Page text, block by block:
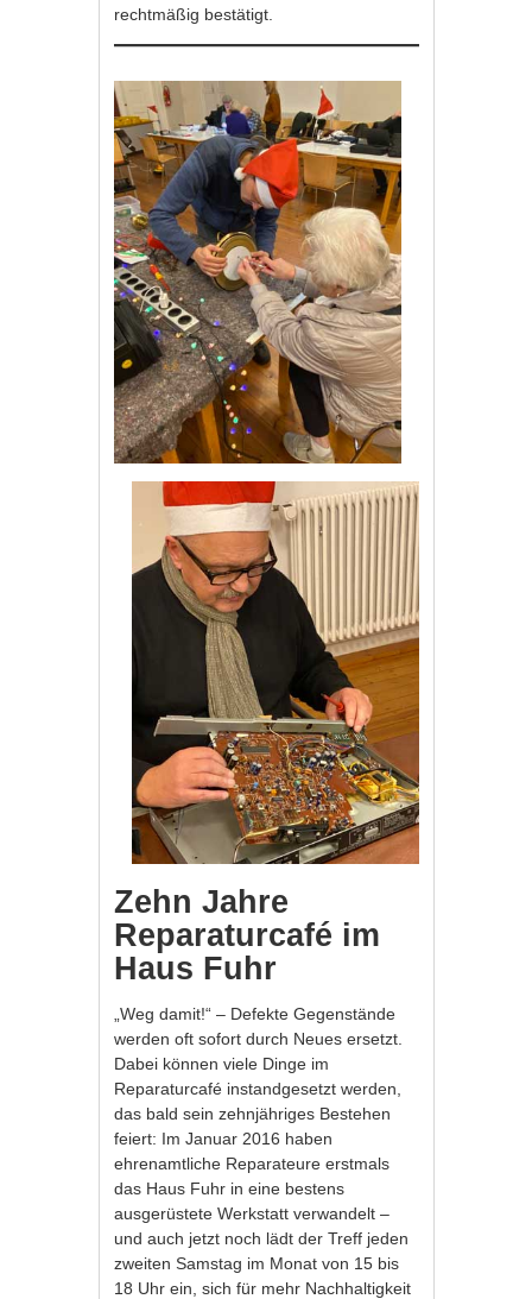
rechtmäßig bestätigt.
Zehn Jahre
Reparaturcafé im
Haus Fuhr
„Weg damit!“ – Defekte Gegenstände
werden oft sofort durch Neues ersetzt.
Dabei können viele Dinge im
Reparaturcafé instandgesetzt werden,
das bald sein zehnjähriges Bestehen
feiert: Im Januar 2016 haben
ehrenamtliche Reparateure erstmals
das Haus Fuhr in eine bestens
ausgerüstete Werkstatt verwandelt –
und auch jetzt noch lädt der Treff jeden
zweiten Samstag im Monat von 15 bis
18 Uhr ein, sich für mehr Nachhaltigkeit